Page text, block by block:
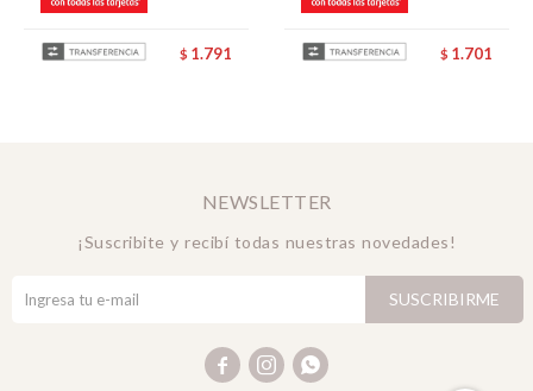
$ 1.791 $ 1.701
NEWSLETTER
¡Suscribite y recibí todas nuestras novedades!
SUSCRIBIRME
  